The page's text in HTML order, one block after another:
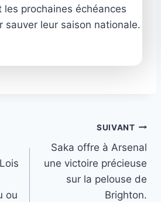
les prochaines échéances
sauver leur saison nationale.
ou
SUIVANT
Saka offre à Arsenal
une victoire précieuse
sur la pelouse de
Brighton.